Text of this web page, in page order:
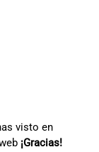
visto en
¡Gracias!